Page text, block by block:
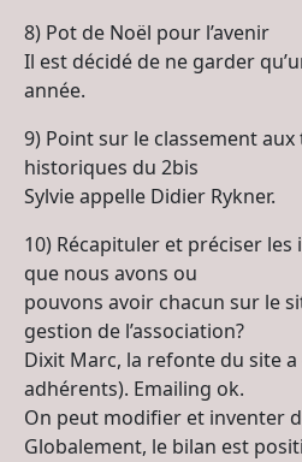
8) Pot de Noël pour l’avenir
Il est décidé de ne garder
année.
9) Point sur le classement
historiques du 2bis
Sylvie appelle Didier Rykner.
10) Récapituler et préciser
que nous avons ou
pouvons avoir chacun sur le
gestion de l’association?
Dixit Marc, la refonte du site
adhérents). Emailing ok.
On peut modifier et inventer
Globalement, le bilan est